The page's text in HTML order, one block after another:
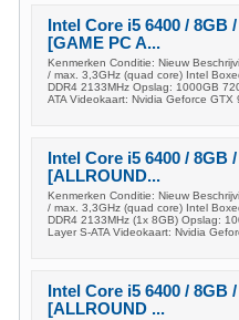
Intel Core i5 6400 / 8GB
[GAME PC A...
Kenmerken Conditie: Nieuw
/ max. 3,3GHz (quad core) Intel
DDR4 2133MHz Opslag: 1000GB
ATA Videokaart: Nvidia Geforce GTX
Intel Core i5 6400 / 8GB
[ALLROUND...
Kenmerken Conditie: Nieuw
/ max. 3,3GHz (quad core) Intel
DDR4 2133MHz (1x 8GB) Opslag:
Layer S-ATA Videokaart: Nvidia
Intel Core i5 6400 / 8GB
[ALLROUND ...